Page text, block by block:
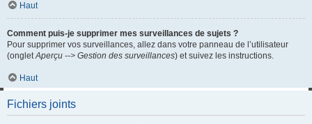
Haut
Comment puis-je supprimer mes surveillances de sujets ?
Pour supprimer vos surveillances, allez dans votre panneau de l’utilisateur
(ongletAperçu --> Gestion des surveillances) et suivez les instructions.
Haut
Fichiers joints